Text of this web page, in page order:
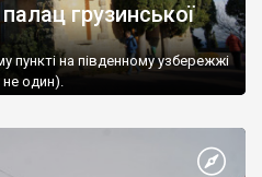
грузинської
на південному узбережжі
не один).